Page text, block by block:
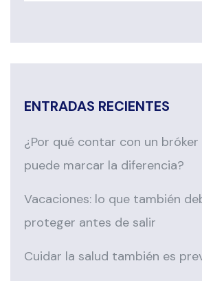
ENTRADAS RECIENTES
¿Por qué contar con un
puede marcar la diferencia?
Vacaciones: lo que también
proteger antes de salir
Cuidar la salud también es